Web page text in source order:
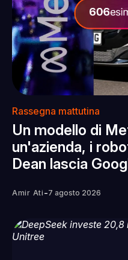
Rassegna mattutina
Un modello di
un'azienda, i
Dean lascia
Amir Ati -7 agosto 2026